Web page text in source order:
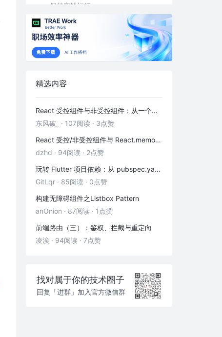
保持容器运行
构建/推送镜像
编写Dockerfile文件
构建镜像
层与缓存
结语
精选内容
React 受控组件与非受控组件：从一个输入框讲清表单数据流
东风破_
· 107阅读 · 3点赞
React 受控/非受控组件与 React.memo 性能优化——从本质到实战
dzhd · 94阅读 · 2点赞
玩转 Flutter 项目依赖：从 pubspec.yaml 到实战包管理
GitLqr · 85阅读 · 0点赞
构建无障碍组件之Listbox Pattern
anOnion · 87阅读 · 1点赞
前端路由（三）：鉴权、拦截与重定向
凌涘 · 94阅读 · 7点赞
找对属于你的技术圈子
回复「进群」加入官方微信群